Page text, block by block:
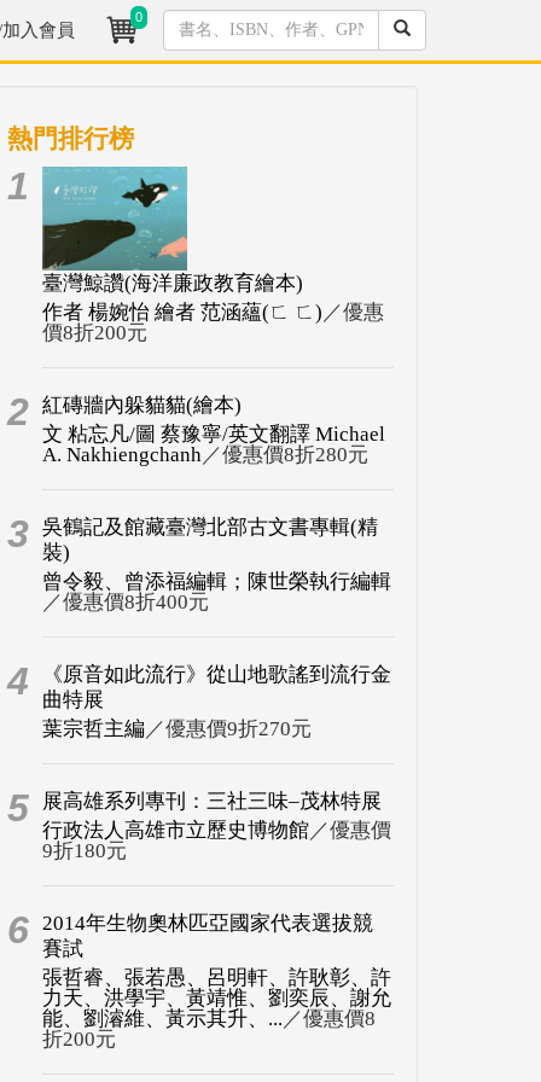
入會員
0
熱門排行榜
1
臺灣鯨讚(海洋廉政教育繪本)
作者 楊婉怡 繪者 范涵蘊(ㄈ ㄈ) ／優惠
價8折200元
2 紅磚牆內躲貓貓(繪本)
文 粘忘凡/圖 蔡豫寧/英文翻譯 Michael
A. Nakhiengchanh／優惠價8折280元
3 吳鶴記及館藏臺灣北部古文書專輯(精
裝)
曾令毅、曾添福編輯；陳世榮執行編輯
／優惠價8折400元
4
《原音如此流行》從山地歌謠到流行金
曲特展
葉宗哲主編 ／優惠價9折270元
5
展高雄系列專刊：三社三味–茂林特展
行政法人高雄市立歷史博物館／優惠價
9折180元
6 2014年生物奧林匹亞國家代表選拔競
賽試
張哲睿、張若愚、呂明軒、許耿彰、許
力天、洪學宇、黃靖惟、劉奕辰、謝允
能、劉濬維、黃示其升、... ／優惠價8
折200元